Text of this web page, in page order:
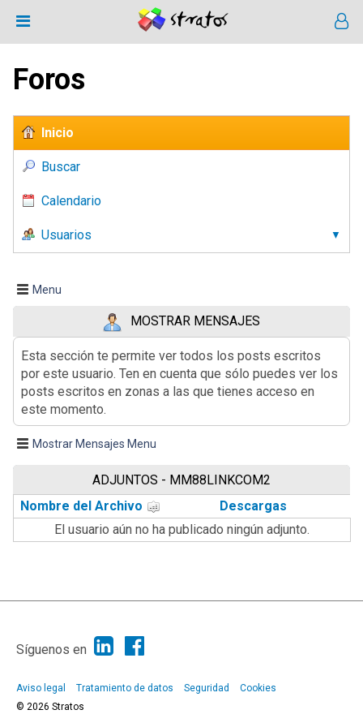
Foros
Inicio
Buscar
Calendario
Usuarios
Menu
MOSTRAR MENSAJES
Esta sección te permite ver todos los posts escritos
por este usuario. Ten en cuenta que sólo puedes ver los
posts escritos en zonas a las que tienes acceso en
este momento.
Mostrar Mensajes Menu
ADJUNTOS - MM88LINKCOM2
Nombre del Archivo
Descargas
El usuario aún no ha publicado ningún adjunto.
|
Síguenos en
Aviso legal Tratamiento de datos Seguridad
Cookies
© 2026 Stratos